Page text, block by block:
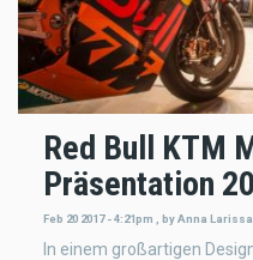
Red Bull KTM
Präsentation
Feb 20 2017 - 4:21pm byAnna Larissa
In einem großartigen